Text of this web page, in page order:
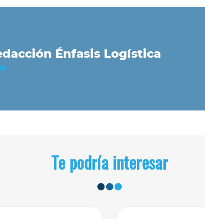
Énfasis Logística
Te podría interesar